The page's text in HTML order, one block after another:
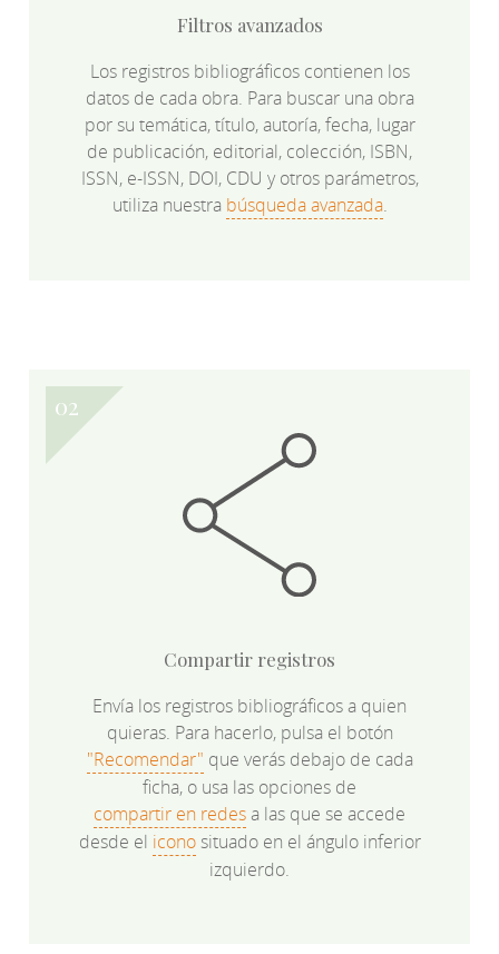
Filtros avanzados
Los registros bibliográficos contienen los
datos de cada obra. Para buscar una obra
por su temática, título, autoría, fecha, lugar
de publicación, editorial, colección, ISBN,
ISSN, e-ISSN, DOI, CDU y otros parámetros,
utiliza nuestra búsqueda avanzada.
Compartir registros
Envía los registros bibliográficos a quien
quieras. Para hacerlo, pulsa el botón
"Recomendar" que verás debajo de cada
ficha, o usa las opciones de
compartir en redesa las que se accede
desde el iconosituado en el ángulo inferior
izquierdo.